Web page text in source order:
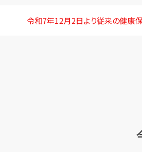
令和7年12月2日より従来の健康